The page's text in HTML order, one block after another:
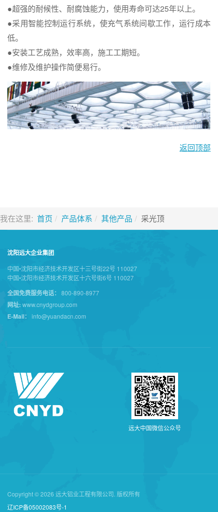
●超强的耐候性、耐腐蚀能力，使用寿命可达25年以上。
●采用智能控制运行系统，使充气系统间歇工作，运行成本
低。
●安装工艺成熟，效率高，施工工期短。
●维修及维护操作简便易行。
返回顶部
我在这里: 首页 产品体系 其他产品 采光顶
沈阳远大企业集团
中国•沈阳市经济技术开发区十三号街22号 110027
中国•沈阳市经济技术开发区十六号街6号 110027
全国免费服务电话： 800-890-8977
网址: www.cnydgroup.com
E-Mail： info@yuandacn.com
远大中 国微信公众号
Copyright © 2026 远大铝业工程有限公司. 版权所有
辽ICP备05002083号-1